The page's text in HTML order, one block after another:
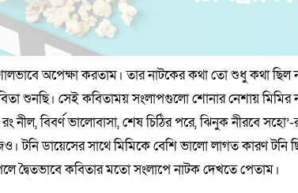
অপেক্ষা করতাম। তার নাটকের কথা তো শুধু কথা
শুনছি। সেই কবিতাময় সংলাপগুলো শোনার নেশায় মিমির
নীল, বিবর্ণ ভালোবাসা, শেষ চিঠির পরে, ঝিনুক নীরবে
টনি ডায়েসের সাথে মিমিকে বেশি ভালো লাগত কারণ টনি
দ্বৈতভাবে কবিতার মতো সংলাপে নাটক দেখতে পেতাম।